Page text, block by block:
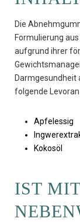
Die
Formulierung
aufgrund ihrer
Darmgesundheit
folgende
Apfelessig
Kokosöl
IST MIT